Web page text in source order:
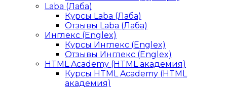
Laba (Лаба)
Курсы Laba (Лаба)
Отзывы Laba (Лаба)
Инглекс (Englex)
Курсы Инглекс (Englex)
Отзывы Инглекс (Englex)
HTML Academy (HTML академия)
Курсы HTML Academy (HTML
академия)